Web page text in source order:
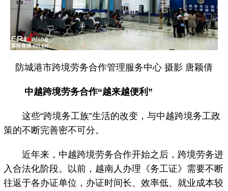
防城港市跨境劳务合作管理服务中心 摄影 唐颖倩
中越跨境劳务合作“越来越便利”
这些“跨境务工族”生活的改变，与中越跨境务工政
策的不断完善密不可分。
近年来，中越跨境劳务合作开始之后，跨境劳务进
入合法化阶段。以前，越南人办理《务工证》需要不断
往返于各办证单位，办证时间长、效率低、就业成本较